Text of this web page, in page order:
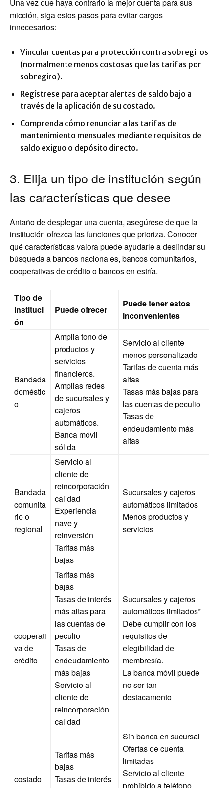
Una vez que haya contrario la mejor cuenta para sus
micción, siga estos pasos para evitar cargos
innecesarios:
Vincular cuentas para protección contra sobregiros
(normalmente menos costosas que las tarifas por
sobregiro).
Regístrese para aceptar alertas de saldo bajo a
través de la aplicación de su costado.
Comprenda cómo renunciar a las tarifas de
mantenimiento mensuales mediante requisitos de
saldo exiguo o depósito directo.
3. Elija un tipo de institución según
las características que desee
Antaño de desplegar una cuenta, asegúrese de que la
institución ofrezca las funciones que prioriza. Conocer
qué características valora puede ayudarle a deslindar su
búsqueda a bancos nacionales, bancos comunitarios,
cooperativas de crédito o bancos en estría.
Tipo de
instituci
ón
Puede ofrecer
Puede tener estos
inconvenientes
Bandada
doméstic
o
Amplia tono de
productos y
servicios
financieros.
Amplias redes
de sucursales y
cajeros
automáticos.
Banca móvil
sólida
Servicio al cliente
menos personalizado
Tarifas de cuenta más
altas
Tasas más bajas para
las cuentas de peculio
Tasas de
endeudamiento más
altas
Bandada
comunita
rio o
regional
Servicio al
cliente de
reincorporación
calidad
Experiencia
nave y
reinversión
Tarifas más
bajas
Sucursales y cajeros
automáticos limitados
Menos productos y
servicios
cooperati
va de
crédito
Tarifas más
bajas
Tasas de interés
más altas para
las cuentas de
peculio
Tasas de
endeudamiento
más bajas
Servicio al
cliente de
reincorporación
calidad
Sucursales y cajeros
automáticos limitados*
Debe cumplir con los
requisitos de
elegibilidad de
membresía.
La banca móvil puede
no ser tan
destacamento
costado
Tarifas más
bajas
Tasas de interés
Sin banca en sucursal
Ofertas de cuenta
limitadas
Servicio al cliente
prohibido a teléfono,